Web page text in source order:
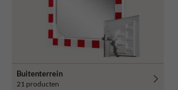
Buitenterrein
21 producten